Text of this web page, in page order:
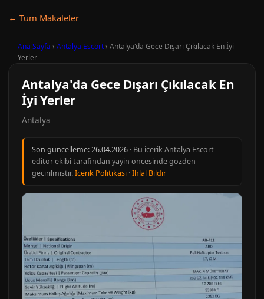
← Tum Makaleler
Ana Sayfa › Antalya Escort› Antalya'da Gece Dışarı Çıkılacak En İyi
Yerler
Antalya'da Gece Dışarı Çıkılacak En
İyi Yerler
Antalya
Son guncelleme:26.04.2026 · Bu icerik Antalya Escort
editor ekibi tarafindan yayin oncesinde gozden
gecirilmistir.Icerik Politikasi ·Ihlal Bildir